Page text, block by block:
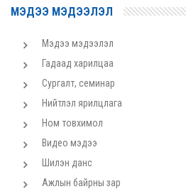
МЭДЭЭ МЭДЭЭЛЭЛ
Мэдээ мэдээлэл
Гадаад харилцаа
Сургалт, семинар
Нийтлэл ярилцлага
Ном товхимол
Видео мэдээ
Шилэн данс
Ажлын байрны зар